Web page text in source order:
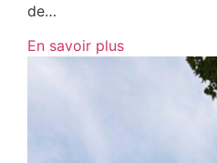
de…
En savoir plus